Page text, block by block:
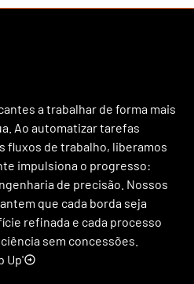
a trabalhar de forma mais
Ao automatizar tarefas
fluxos de trabalho, liberamos
impulsiona o progresso:
de precisão. Nossos
que cada borda seja
refinada e cada processo
sem concessões.
Up'